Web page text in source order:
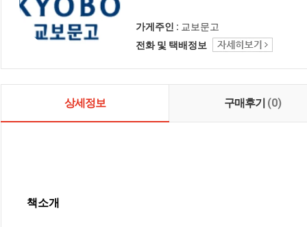
가게주인 : 교보문고
전화 및 택배정보
상세정보 구매후기 (0)
책소개